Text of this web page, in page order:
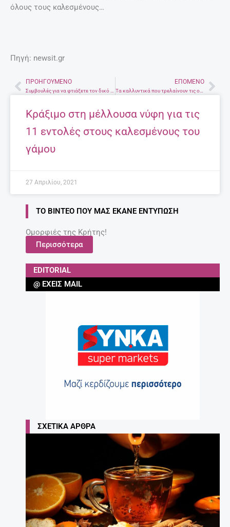
όλους τους καλεσμένους…
Πηγή: newsit.gr
PrevΠΡΟΗΓΟΎΜΕΝΟ
Συμβουλές για να φτιάξετε τον δικό σας ανοιξιάτικο κήπο – Τι πρέπει να ξέρετε
ΕΠΌΜΕΝΟ
Τα καλλυντικά που τρελαίνουν τις ορμόνες – Τι μπορεί να προκαλέσουν
Κράξιμο στη μέλλουσα νύφη για τις
11 εντολές στους καλεσμένους του
γάμου
27 Απριλίου, 2021
ΤΟ ΒΊΝΤΕΟ ΠΟΥ ΜΑΣ ΈΚΑΝΕ ΕΝΤΎΠΩΣΗ
Ομορφιές της Κρήτης!
Περισσότερα
EDITORIAL
@ ΈΧΕΙΣ MAIL
ΣΧΕΤΙΚΆ ΆΡΘΡΑ